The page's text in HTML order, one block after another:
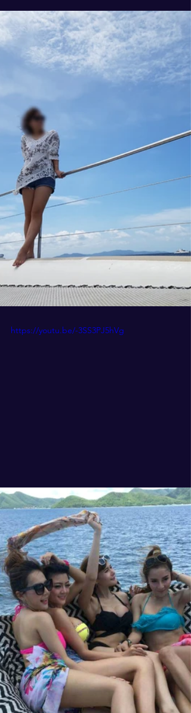
https://youtu.be/-3SS3PJ5hVg